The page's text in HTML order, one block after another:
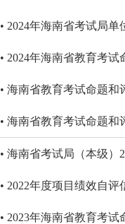
• 2024年海南省考试局单
• 2024年海南省教育考
• 海南省教育考试命题和
• 海南省教育考试命题和
• 海南省考试局（本级）
• 2022年度项目绩效自评
• 2023年海南省教育考